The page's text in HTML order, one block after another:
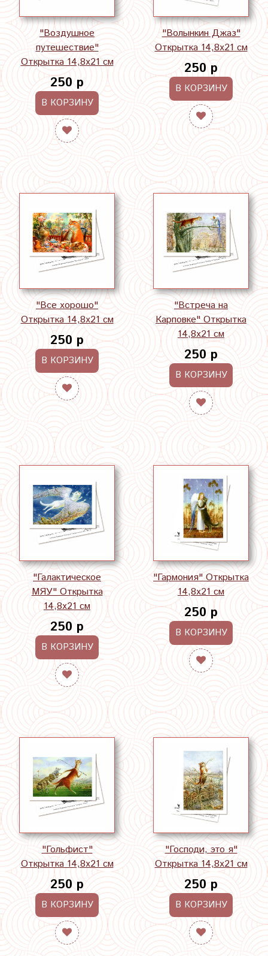
"Воздушное
путешествие"
Открытка 14,8х21 см
250 р
В КОРЗИНУ
"Волынкин Джаз"
Открытка 14,8х21 см
250 р
В КОРЗИНУ
"Все хорошо"
Открытка 14,8х21 см
250 р
В КОРЗИНУ
"Встреча на
Карповке" Открытка
14,8х21 см
250 р
В КОРЗИНУ
"Галактическое
МЯУ" Открытка
14,8х21 см
250 р
В КОРЗИНУ
"Гармония" Открытка
14,8х21 см
250 р
В КОРЗИНУ
"Гольфист"
Открытка 14,8х21 см
250 р
В КОРЗИНУ
"Господи, это я"
Открытка 14,8х21 см
250 р
В КОРЗИНУ